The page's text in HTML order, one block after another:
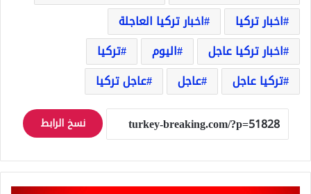
اخبار تركيا
اخبار تركيا العاجلة
اخبار تركيا عاجل
اليوم
تركيا
تركيا عاجل
عاجل عاجل تركيا
نسخ الرابط